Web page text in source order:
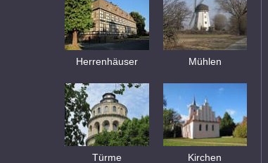
Herrenhäuser Mühlen
Türme Kirchen